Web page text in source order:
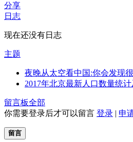
分享
日志
现在还没有日志
主题
夜晚从太空看中国:你会发现
2017年北京最新人口数量统
留言板全部
你需要登录后才可以留言 登录 | 申
留言